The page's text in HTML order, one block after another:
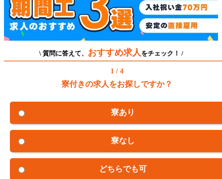
\ 質問に答えて、 おすすめ求人 をチェック！ /
1 / 4
寮付きの求人をお探しですか？
寮あり
寮なし
どちらでも可